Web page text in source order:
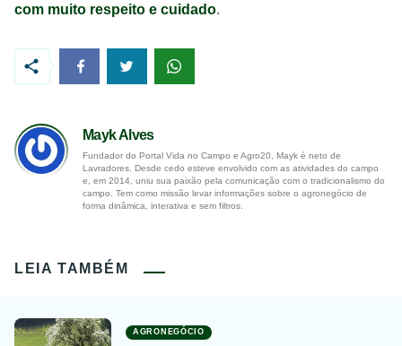
com muito respeito e cuidado.
Mayk Alves
Fundador do Portal Vida no Campo e Agro20, Mayk é neto de
Lavradores. Desde cedo esteve envolvido com as atividades do campo
e, em 2014, uniu sua paixão pela comunicação com o tradicionalismo do
campo. Tem como missão levar informações sobre o agronegócio de
forma dinâmica, interativa e sem filtros.
LEIA TAMBÉM
AGRONEGÓCIO